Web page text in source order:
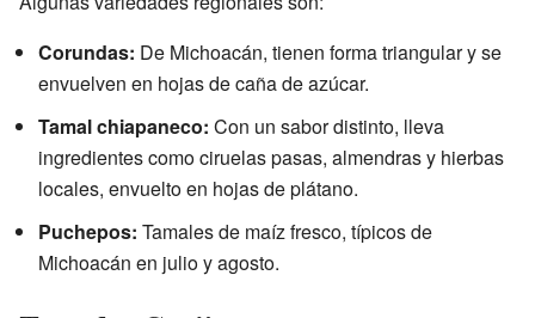
Corundas: De Michoacán, tienen forma triangular y se
envuelven en hojas de caña de azúcar.
Tamal chiapaneco: Con un sabor distinto, lleva
ingredientes como ciruelas pasas, almendras y hierbas
locales, envuelto en hojas de plátano.
Puchepos: Tamales de maíz fresco, típicos de
Michoacán en julio y agosto.